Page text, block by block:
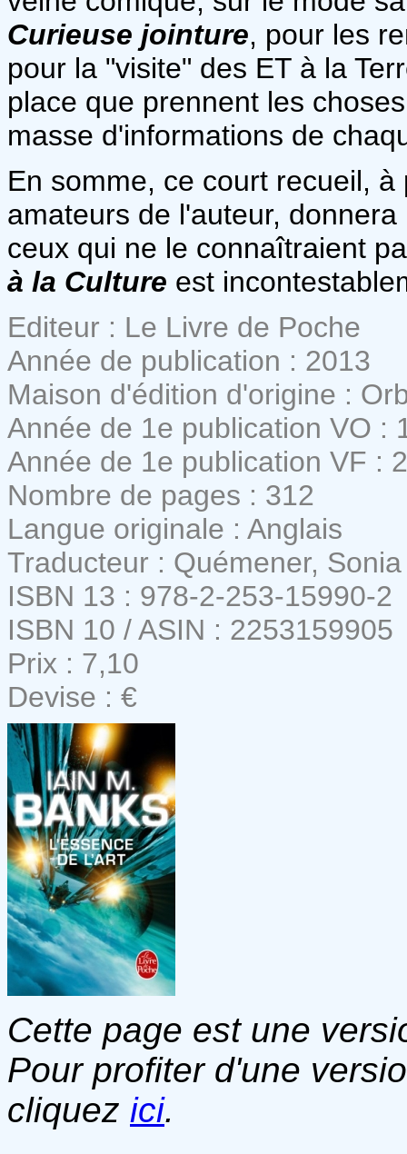
Curieuse jointure, pour les
pour la "visite" des ET à la
place que prennent les
masse d'informations de
En somme, ce court recueil,
amateurs de l'auteur,
ceux qui ne le connaîtraient
à la Culture est
Editeur : Le Livre de Poche
Année de publication : 2013
Maison d'édition d'origine :
Année de 1e publication VO :
Année de 1e publication VF :
Nombre de pages : 312
Langue originale : Anglais
Traducteur : Quémener, Sonia
ISBN 13 : 978-2-253-15990-2
ISBN 10 / ASIN : 2253159905
Prix : 7,10
Devise : €
Cette page est une
Pour profiter d'une
cliquez ici.